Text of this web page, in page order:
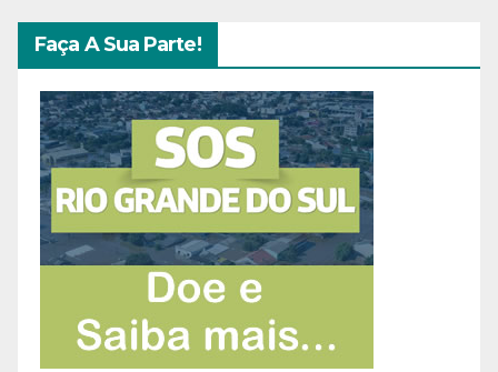
Faça A Sua Parte!